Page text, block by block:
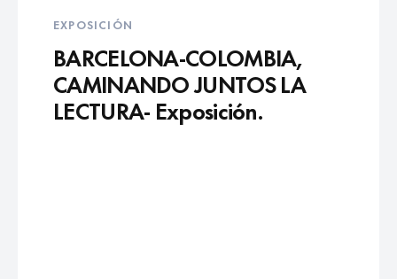
EXPOSICIÓN
BARCELONA-COLOMBIA,
CAMINANDO JUNTOS LA
LECTURA- Exposición.